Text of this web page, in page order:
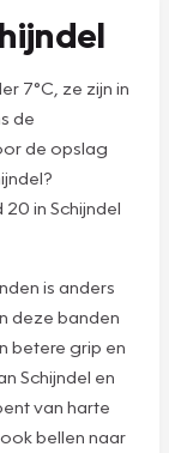
7°C, ze zijn in
de
de opslag
in Schijndel
is anders
deze banden
betere grip en
Schijndel en
van harte
bellen naar